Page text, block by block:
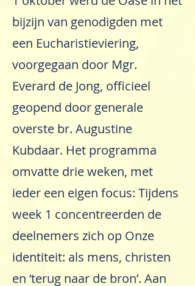
bijzijn van genodigden met
een Eucharistieviering,
voorgegaan door Mgr.
Everard de Jong, officieel
geopend door generale
overste br. Augustine
Kubdaar. Het programma
omvatte drie weken, met
ieder een eigen focus: Tijdens
week 1 concentreerden de
deelnemers zich op Onze
identiteit: als mens, christen
en ‘terug naar de bron’. Aan